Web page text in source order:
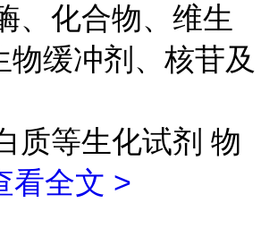
、化合物、维生
物缓冲剂、核苷及
质等生化试剂 物
看全文 >